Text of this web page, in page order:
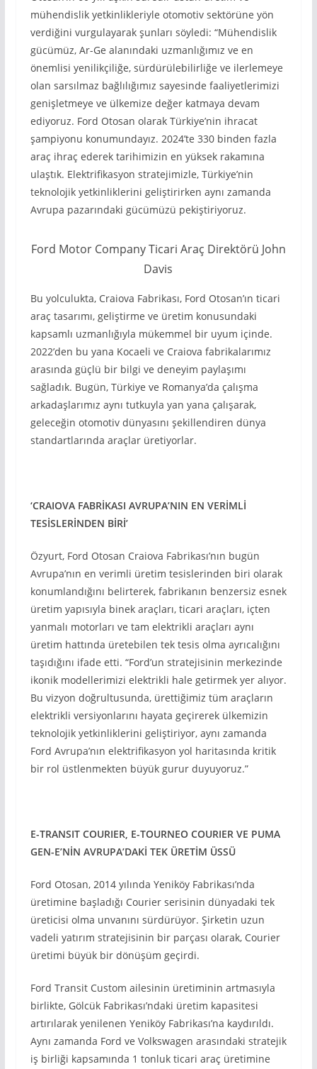
mühendislik yetkinlikleriyle otomotiv sektörüne yön
verdiğini vurgulayarak şunları söyledi: “Mühendislik
gücümüz, Ar-Ge alanındaki uzmanlığımız ve en
önemlisi yenilikçiliğe, sürdürülebilirliğe ve ilerlemeye
olan sarsılmaz bağlılığımız sayesinde faaliyetlerimizi
genişletmeye ve ülkemize değer katmaya devam
ediyoruz. Ford Otosan olarak Türkiye’nin ihracat
şampiyonu konumundayız. 2024’te 330 binden fazla
araç ihraç ederek tarihimizin en yüksek rakamına
ulaştık. Elektrifikasyon stratejimizle, Türkiye’nin
teknolojik yetkinliklerini geliştirirken aynı zamanda
Avrupa pazarındaki gücümüzü pekiştiriyoruz.
Ford Motor Company Ticari Araç Direktörü John
Davis
Bu yolculukta, Craiova Fabrikası, Ford Otosan’ın ticari
araç tasarımı, geliştirme ve üretim konusundaki
kapsamlı uzmanlığıyla mükemmel bir uyum içinde.
2022’den bu yana Kocaeli ve Craiova fabrikalarımız
arasında güçlü bir bilgi ve deneyim paylaşımı
sağladık. Bugün, Türkiye ve Romanya’da çalışma
arkadaşlarımız aynı tutkuyla yan yana çalışarak,
geleceğin otomotiv dünyasını şekillendiren dünya
standartlarında araçlar üretiyorlar.
‘CRAIOVA FABRİKASI AVRUPA’NIN EN VERİMLİ
TESİSLERİNDEN BİRİ’
Özyurt, Ford Otosan Craiova Fabrikası’nın bugün
Avrupa’nın en verimli üretim tesislerinden biri olarak
konumlandığını belirterek, fabrikanın benzersiz esnek
üretim yapısıyla binek araçları, ticari araçları, içten
yanmalı motorları ve tam elektrikli araçları aynı
üretim hattında üretebilen tek tesis olma ayrıcalığını
taşıdığını ifade etti. “Ford’un stratejisinin merkezinde
ikonik modellerimizi elektrikli hale getirmek yer alıyor.
Bu vizyon doğrultusunda, ürettiğimiz tüm araçların
elektrikli versiyonlarını hayata geçirerek ülkemizin
teknolojik yetkinliklerini geliştiriyor, aynı zamanda
Ford Avrupa’nın elektrifikasyon yol haritasında kritik
bir rol üstlenmekten büyük gurur duyuyoruz.”
E-TRANSIT COURIER, E-TOURNEO COURIER VE PUMA
GEN-E’NİN AVRUPA’DAKİ TEK ÜRETİM ÜSSÜ
Ford Otosan, 2014 yılında Yeniköy Fabrikası’nda
üretimine başladığı Courier serisinin dünyadaki tek
üreticisi olma unvanını sürdürüyor. Şirketin uzun
vadeli yatırım stratejisinin bir parçası olarak, Courier
üretimi büyük bir dönüşüm geçirdi.
Ford Transit Custom ailesinin üretiminin artmasıyla
birlikte, Gölcük Fabrikası’ndaki üretim kapasitesi
artırılarak yenilenen Yeniköy Fabrikası’na kaydırıldı.
Aynı zamanda Ford ve Volkswagen arasındaki stratejik
iş birliği kapsamında 1 tonluk ticari araç üretimine